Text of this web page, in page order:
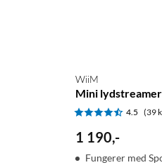
WiiM
Mini lydstreamer
4.5 (39
1 190,-
Fungerer med